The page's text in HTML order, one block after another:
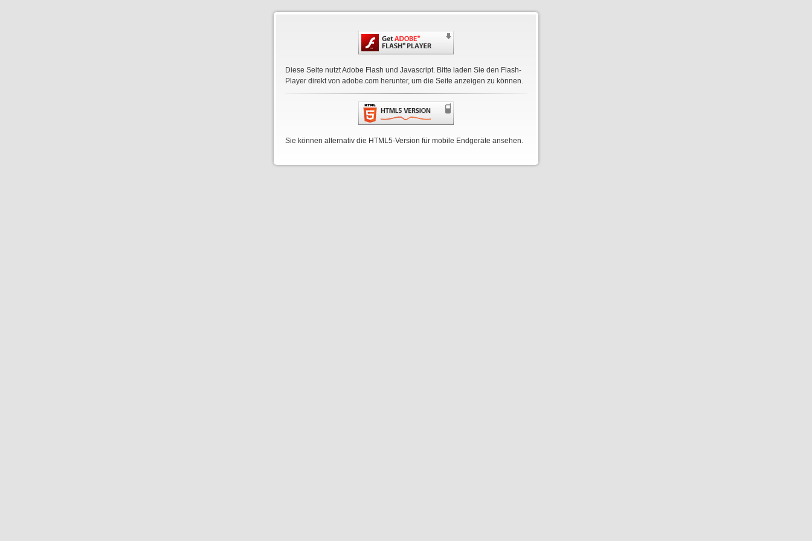
Diese Seite nutzt Adobe Flash und Javascript. Bitte laden Sie den Flash-
Player direkt von adobe.com herunter, um die Seite anzeigen zu können.
Sie können alternativ die HTML5-Version für mobile Endgeräte ansehen.